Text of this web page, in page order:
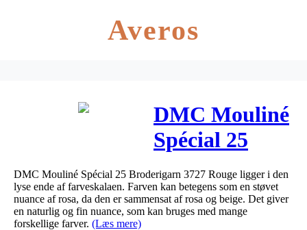
Averos
DMC Mouliné
Spécial 25
Broderigarn
3727 Rouge
DMC Mouliné Spécial 25 Broderigarn 3727 Rouge ligger i den
lyse ende af farveskalaen. Farven kan betegens som en støvet
nuance af rosa, da den er sammensat af rosa og beige. Det giver
en naturlig og fin nuance, som kan bruges med mange
forskellige farver. (Læs mere)